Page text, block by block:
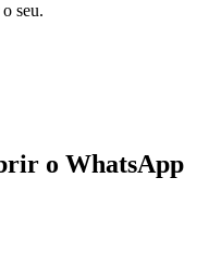
seu.
o WhatsApp